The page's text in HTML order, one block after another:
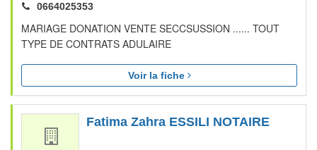
0664025353
MARIAGE DONATION VENTE SECCSUSSION ...... TOUT
TYPE DE CONTRATS ADULAIRE
Voir la fiche
Fatima Zahra ESSILI NOTAIRE